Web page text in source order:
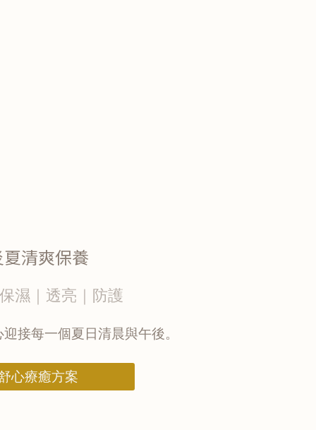
清爽保養
濕｜透亮｜防護
接每一個夏日清晨與午後。
心療癒方案